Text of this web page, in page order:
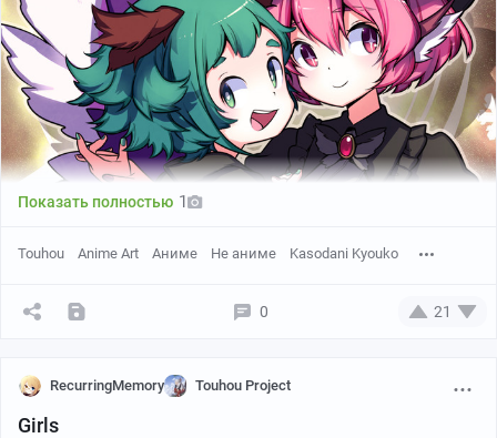
Показать полностью 1
Touhou Anime Art Аниме Не аниме Kasodani Kyouko
0 21
RecurringMemory Touhou Project
Girls